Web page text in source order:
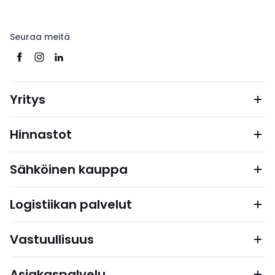
Seuraa meitä
Yritys
Hinnastot
Sähköinen kauppa
Logistiikan palvelut
Vastuullisuus